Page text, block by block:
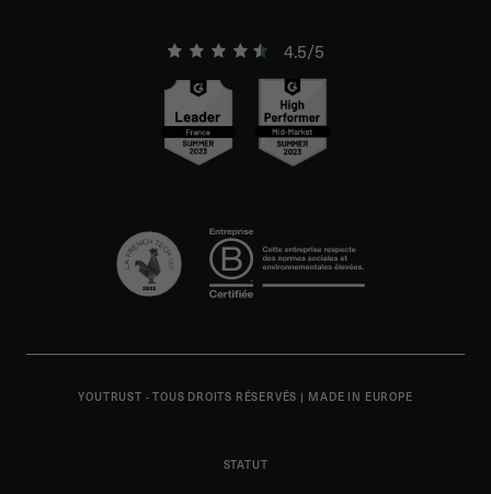
4.5/5
YOUTRUST - TOUS DROITS RÉSERVÉS | MADE IN EUROPE
STATUT